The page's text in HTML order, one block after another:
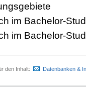
im Bachelor-
im Bachelor-
den Inhalt: Datenbanken &